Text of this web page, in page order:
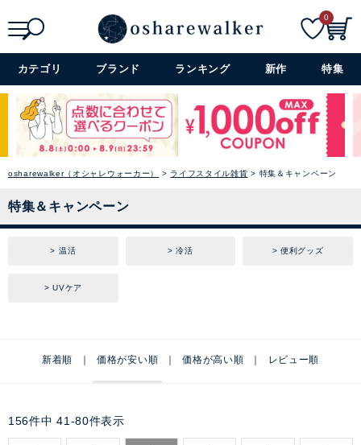
詳細検索+
0
カテゴリ ブランド ランキング 新作 特集
osharewalker（オシャレウォーカー） ライフスタイル雑貨 特集＆キャンペーン
特集＆キャンペーン
温活 冷活 便利グッズ
UVケア
新着順 価格が安い順 価格が高い順 レビュー順
156件中 41 -80件表示